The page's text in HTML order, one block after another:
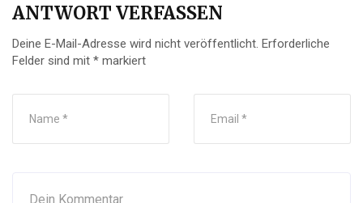
ANTWORT VERFASSEN
Deine E-Mail-Adresse wird nicht veröffentlicht. Erforderliche
Felder sind mit * markiert